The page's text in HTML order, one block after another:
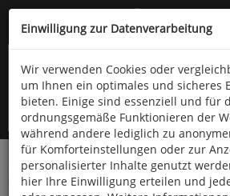
Kompletten Head der Seite
oder (06766) 9323-960
Startseite Bücher Literatur
Einwilligung zur Datenverarbeitung
Wir verwenden Cookies oder
um Ihnen ein optimales und sicheres
bieten. Einige sind essenziell und für
ordnungsgemäße Funktionieren der
während andere lediglich zu
für Komforteinstellungen oder zur
personalisierter Inhalte genutzt
hier Ihre Einwilligung erteilen und